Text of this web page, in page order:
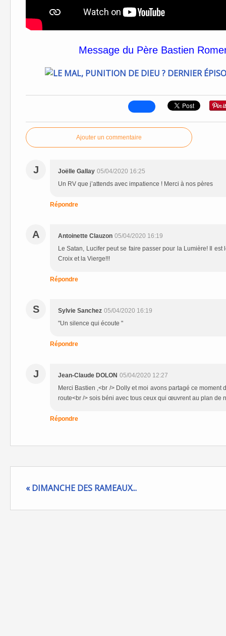
Message du Père Bastien
Ajouter un commentaire
J Joëlle Gallay 05/04/2020 16:25
Un RV que j’attends avec impatience ! Merci à nos pères
Répondre
A Antoinette Clauzon 05/04/2020 16:19
Le Satan, Lucifer peut se faire passer pour la Lumière! Il
Croix et la Vierge!!!
Répondre
S Sylvie Sanchez 05/04/2020 16:19
"Un silence qui écoute "
Répondre
J Jean-Claude DOLON 05/04/2020 12:27
Merci Bastien ,<br /> Dolly et moi avons partagé ce
route<br /> sois béni avec tous ceux qui œuvrent au plan de
Répondre
« DIMANCHE DES RAMEAUX...